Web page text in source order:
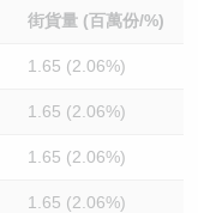
街貨量 (百萬份/%)
1.65 (2.06%)
1.65 (2.06%)
1.65 (2.06%)
1.65 (2.06%)